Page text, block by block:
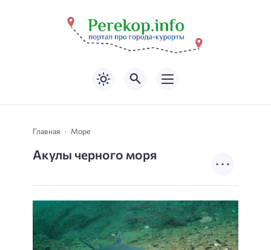
Главная Море
Акулы черного моря